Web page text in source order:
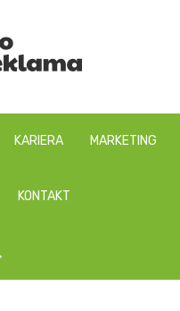
KARIERA MARKETING
KONTAKT